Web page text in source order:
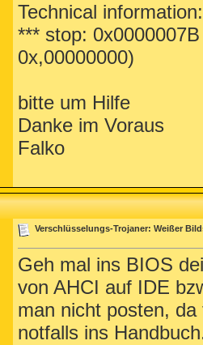
Technical information:
*** stop:
0x,00000000)
bitte um Hilfe
Danke im Voraus
Falko
Verschlüsselungs-Trojaner: Weißer
Geh mal ins BIOS
von AHCI auf IDE
man nicht posten,
notfalls ins